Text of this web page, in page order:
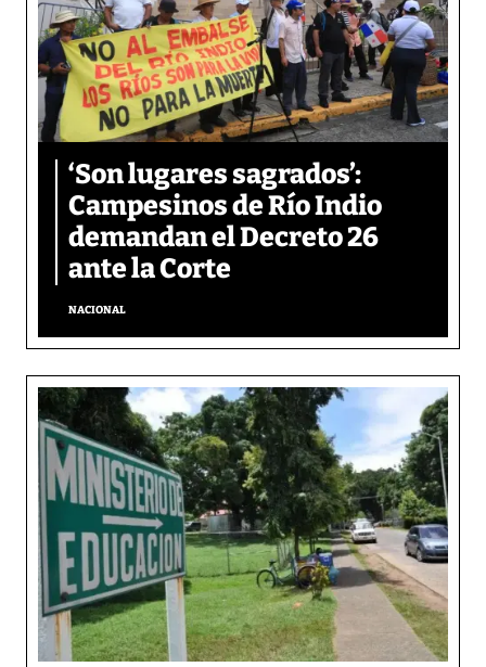
‘Son lugares sagrados’:
Campesinos de Río Indio
demandan el Decreto 26
ante la Corte
NACIONAL